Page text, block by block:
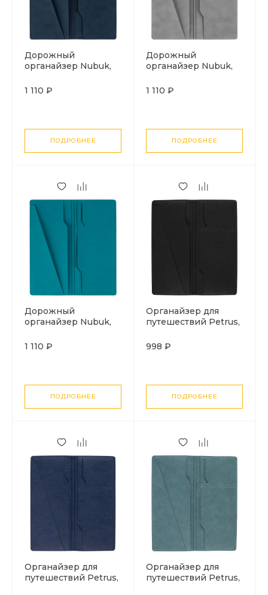
Дорожный
органайзер Nubuk,
1 110 ₽
ПОДРОБНЕЕ
Дорожный
органайзер Nubuk,
1 110 ₽
ПОДРОБНЕЕ
Дорожный
органайзер Nubuk,
1 110 ₽
ПОДРОБНЕЕ
Органайзер для
путешествий Petrus,
998 ₽
ПОДРОБНЕЕ
Органайзер для
путешествий Petrus,
Органайзер для
путешествий Petrus,